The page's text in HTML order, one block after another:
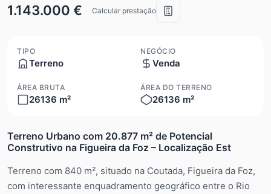
1.143.000 €
Calcular prestação
TIPO
Terreno
NEGÓCIO
Venda
ÁREA BRUTA
26136 m²
ÁREA DO TERRENO
26136 m²
Terreno Urbano com 20.877 m² de Potencial
Construtivo na Figueira da Foz – Localização Est
Terreno com 840 m², situado na Coutada, Figueira da Foz,
com interessante enquadramento geográfico entre o Rio